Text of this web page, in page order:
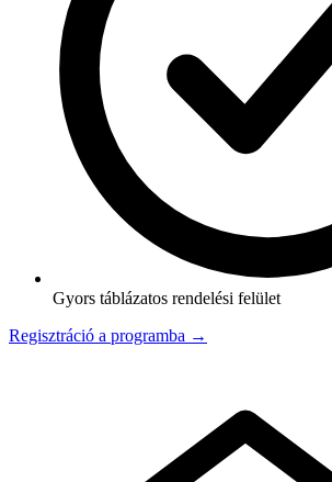
Gyors táblázatos rendelési felület
Regisztráció a programba →